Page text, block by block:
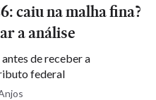
caiu na malha fina?
a análise
de receber a
federal